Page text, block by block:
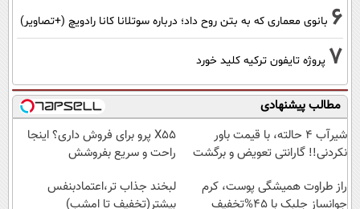
6 بانوی معماری که به بتن روح داد؛ درباره سوتلانا کانا رادویچ (+تصاویر)
7 پروژه تایفون ترکیه کلید خورد
مطالب پیشنهادی
شیر‌آب ۴ حالته، با قیمت باور
نکردنی!! گارانتی تعویض و برگشت
X55 پرو برای فروش داری؟ اینجا
راحت و سریع بفروشش
راز طراوت همیشگی پوست، کرم
جوانساز جلبک با 45%تخفیف
لبخند جذاب تر،اعتمادبنفس
بیشتر(تخفیف تا امشب)